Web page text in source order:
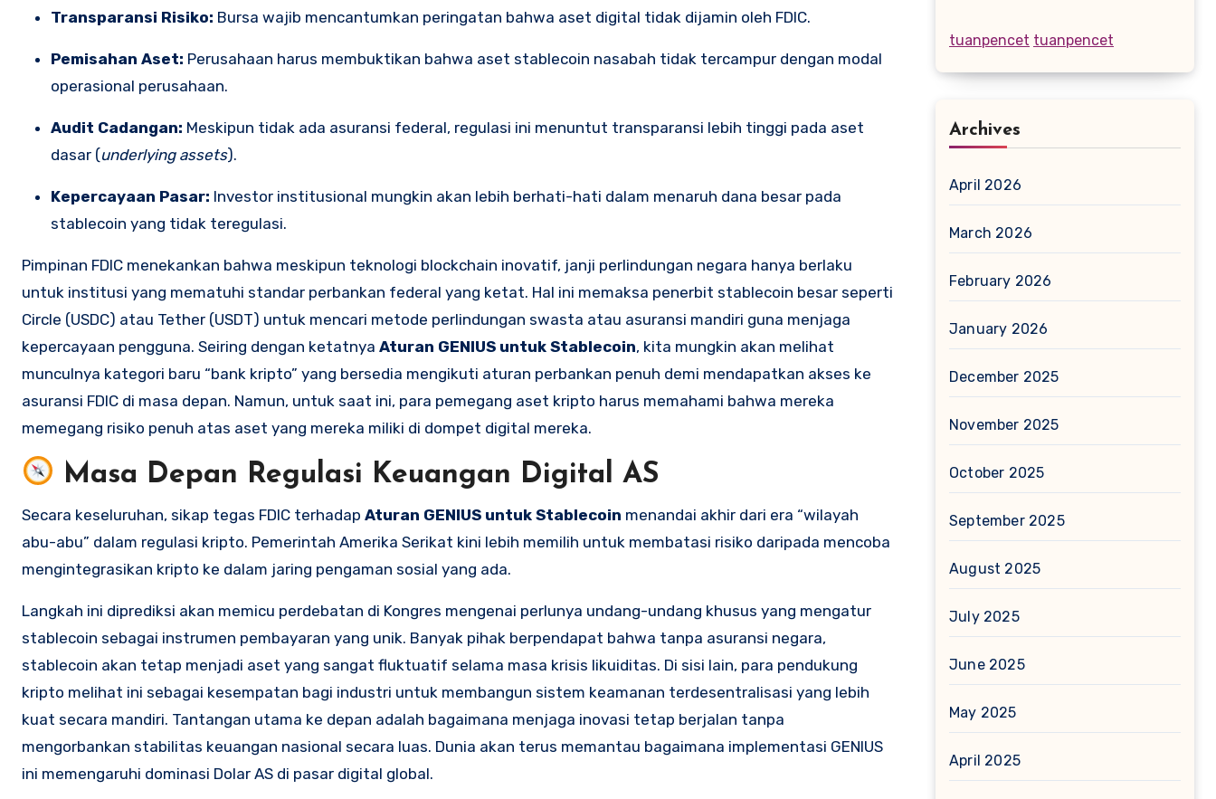
Transparansi Risiko: Bursa wajib mencantumkan peringatan bahwa aset digital tidak dijamin oleh FDIC.
Pemisahan Aset: Perusahaan harus membuktikan bahwa aset stablecoin nasabah tidak tercampur dengan modal
operasional perusahaan.
Audit Cadangan: Meskipun tidak ada asuransi federal, regulasi ini menuntut transparansi lebih tinggi pada aset
dasar (underlying assets).
Kepercayaan Pasar: Investor institusional mungkin akan lebih berhati-hati dalam menaruh dana besar pada
stablecoin yang tidak teregulasi.
Pimpinan FDIC menekankan bahwa meskipun teknologi blockchain inovatif, janji perlindungan negara hanya berlaku
untuk institusi yang mematuhi standar perbankan federal yang ketat. Hal ini memaksa penerbit stablecoin besar seperti
Circle (USDC) atau Tether (USDT) untuk mencari metode perlindungan swasta atau asuransi mandiri guna menjaga
kepercayaan pengguna. Seiring dengan ketatnya Aturan GENIUS untuk Stablecoin, kita mungkin akan melihat
munculnya kategori baru “bank kripto” yang bersedia mengikuti aturan perbankan penuh demi mendapatkan akses ke
asuransi FDIC di masa depan. Namun, untuk saat ini, para pemegang aset kripto harus memahami bahwa mereka
memegang risiko penuh atas aset yang mereka miliki di dompet digital mereka.
Masa Depan Regulasi Keuangan Digital AS
Secara keseluruhan, sikap tegas FDIC terhadap Aturan GENIUS untuk Stablecoin menandai akhir dari era “wilayah
abu-abu” dalam regulasi kripto. Pemerintah Amerika Serikat kini lebih memilih untuk membatasi risiko daripada mencoba
mengintegrasikan kripto ke dalam jaring pengaman sosial yang ada.
Langkah ini diprediksi akan memicu perdebatan di Kongres mengenai perlunya undang-undang khusus yang mengatur
stablecoin sebagai instrumen pembayaran yang unik. Banyak pihak berpendapat bahwa tanpa asuransi negara,
stablecoin akan tetap menjadi aset yang sangat fluktuatif selama masa krisis likuiditas. Di sisi lain, para pendukung
kripto melihat ini sebagai kesempatan bagi industri untuk membangun sistem keamanan terdesentralisasi yang lebih
kuat secara mandiri. Tantangan utama ke depan adalah bagaimana menjaga inovasi tetap berjalan tanpa
mengorbankan stabilitas keuangan nasional secara luas. Dunia akan terus memantau bagaimana implementasi GENIUS
ini memengaruhi dominasi Dolar AS di pasar digital global.
tuanpencet tuanpencet
Archives
April 2026
March 2026
February 2026
January 2026
December 2025
November 2025
October 2025
September 2025
August 2025
July 2025
June 2025
May 2025
April 2025